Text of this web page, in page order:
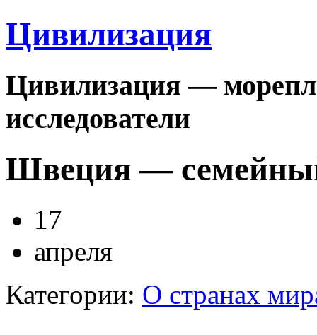
Цивилизация
Цивилизация —
исследователи
Швеция —
17
апреля
Категории: О странах